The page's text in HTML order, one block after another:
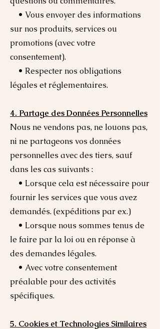
• Vous envoyer des informations
sur nos produits, services ou
promotions (avec votre
consentement).
• Respecter nos obligations
légales et réglementaires.
4. Partage des Données Personnelles
Nous ne vendons pas, ne louons pas,
ni ne partageons vos données
personnelles avec des tiers, sauf
dans les cas suivants :
• Lorsque cela est nécessaire pour
fournir les services que vous avez
demandés. (expéditions par ex.)
• Lorsque nous sommes tenus de
le faire par la loi ou en réponse à
des demandes légales.
• Avec votre consentement
préalable pour des activités
spécifiques.
5. Cookies et Technologies Similaires